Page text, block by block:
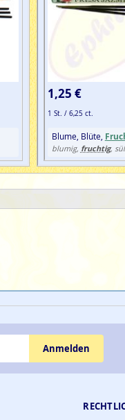
1,25 €
1 St. / 6,25 ct.
Blume, Blüte,
blumig, fruchtig,
Anmelden